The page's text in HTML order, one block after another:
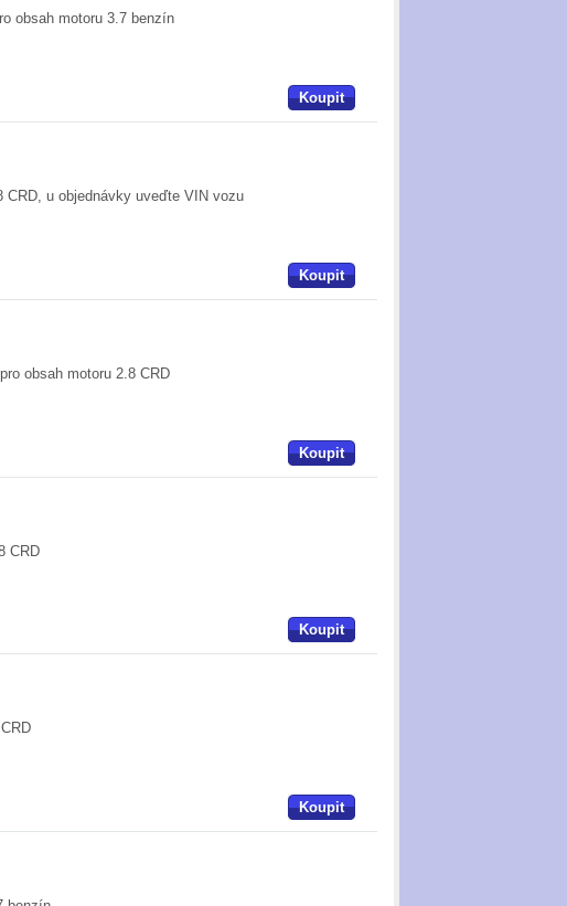
obsah motoru 3.7 benzín
Koupit
u objednávky uveďte VIN vozu
Koupit
obsah motoru 2.8 CRD
Koupit
CRD
Koupit
Koupit